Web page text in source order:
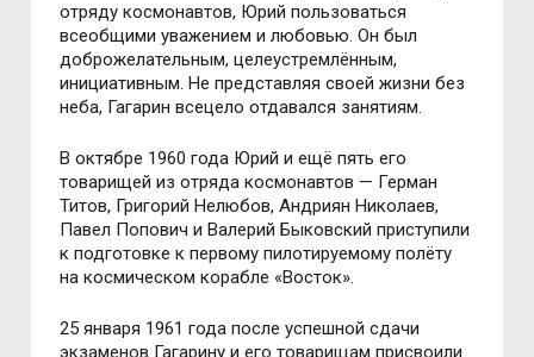
отряду космонавтов, Юрий пользоваться
всеобщими уважением и любовью. Он был
доброжелательным, целеустремлённым,
инициативным. Не представляя своей жизни без
неба, Гагарин всецело отдавался занятиям.
В октябре 1960 года Юрий и ещё пять его
товарищей из отряда космонавтов — Герман
Титов, Григорий Нелюбов, Андриян Николаев,
Павел Попович и Валерий Быковский приступили
к подготовке к первому пилотируемому полёту
на космическом корабле «Восток».
25 января 1961 года после успешной сдачи
экзаменов Гагарину и его товарищам присвоили